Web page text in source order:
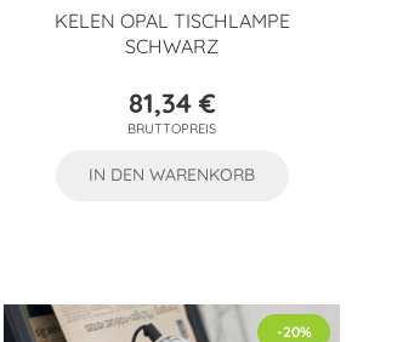
KELEN OPAL TISCHLAMPE
SCHWARZ
Preis
81,34 €
BRUTTOPREIS
IN DEN WARENKORB
-20%